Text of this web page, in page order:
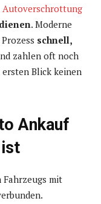
Autoverschrottung
. Moderne
schnell,
zahlen oft noch
ersten Blick keinen
Ankauf
mit